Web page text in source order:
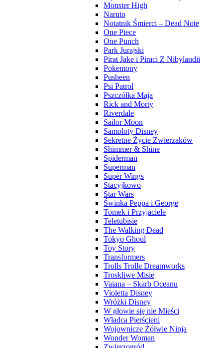
Monster High
Naruto
Notatnik Śmierci – Dead Note
One Piece
One Punch
Park Jurajski
Pirat Jake i Piraci Z Nibylandii
Pokemony
Pusheen
Psi Patrol
Pszczółka Maja
Rick and Morty
Riverdale
Sailor Moon
Samoloty Disney
Sekretne Życie Zwierzaków
Shimmer & Shine
Spiderman
Superman
Super Wings
Stacyjkowo
Star Wars
Świnka Peppa i George
Tomek i Przyjaciele
Teletubisie
The Walking Dead
Tokyo Ghoul
Toy Story
Transformers
Trolls Trolle Dreamworks
Troskliwe Misie
Vaiana – Skarb Oceanu
Violetta Disney
Wróżki Disney
W głowie się nie Mieści
Władca Pierścieni
Wojownicze Żółwie Ninja
Wonder Woman